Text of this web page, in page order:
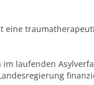
eine
laufenden